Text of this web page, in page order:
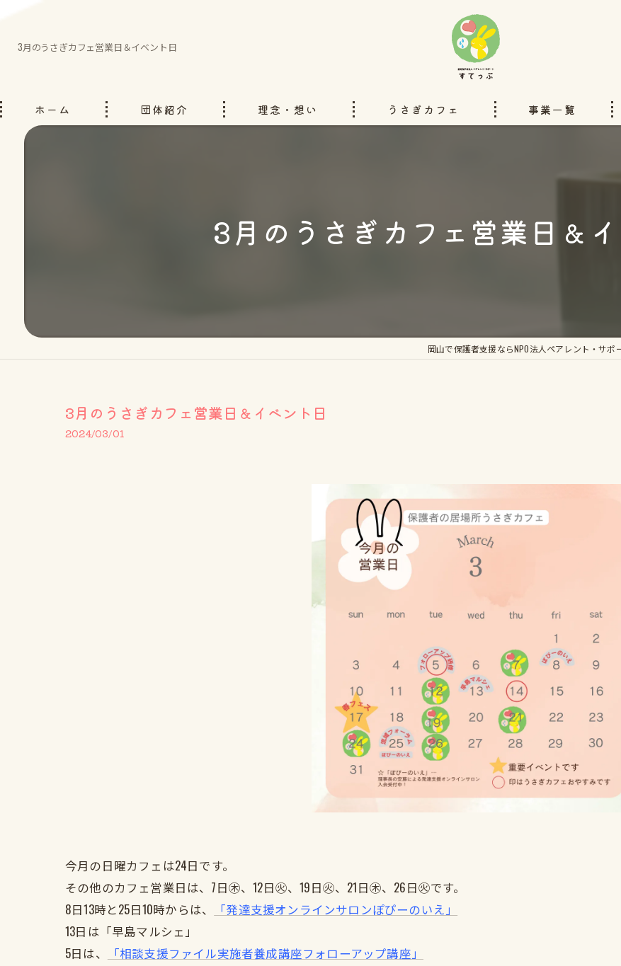
3月のうさぎカフェ営業日＆イベント日
ホーム 団体紹介 理念・想い うさぎカフェ 事業一覧
ペアレントサポートすて
輝きのすてっぷ
3月のうさぎカフェ営業日＆
岡山で保護者支援ならNPO法人ペアレント・サポ
3月のうさぎカフェ営業日＆イベント日
2024/03/01
今月の日曜カフェは24日です。
その他のカフェ営業日は、7日㊍、12日㊋、19日㊋、21日㊍、26日㊋です。
8日13時と25日10時からは、
「発達支援オンラインサロンぽぴーのいえ」
13日は「早島マルシェ」
5日は、
「相談支援ファイル実施者養成講座フォローアップ講座」